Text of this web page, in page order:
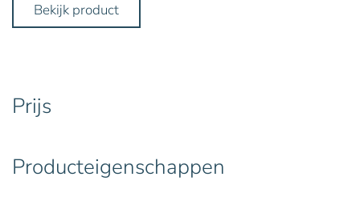
Bekijk product
Prijs
Producteigenschappen